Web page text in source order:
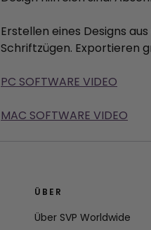
Erstellen eines Designs
Schriftzügen. Exportieren
PC SOFTWARE VIDEO
MAC SOFTWARE VIDEO
ÜBER
Über SVP Worldwide